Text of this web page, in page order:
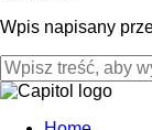
Wpis napisany